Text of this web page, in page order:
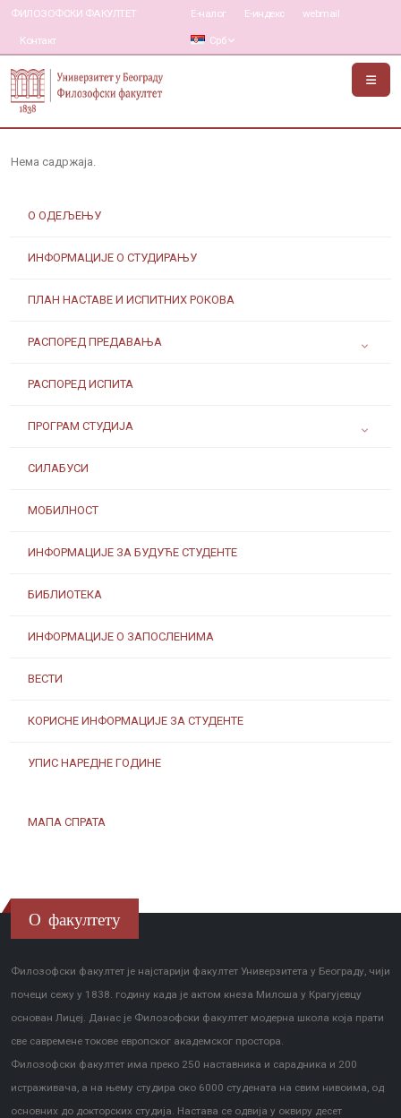
ФИЛОЗОФСКИ ФАКУЛТЕТ
Контакт
Е-налог Е-индекс webmail
Срб
О ОДЕЉЕЊУ
ИНФОРМАЦИЈЕ О СТУДИРАЊУ
ПЛАН НАСТАВЕ И ИСПИТНИХ РОКОВА
РАСПОРЕД ПРЕДАВАЊА
РАСПОРЕД ИСПИТА
ПРОГРАМ СТУДИЈА
СИЛАБУСИ
МОБИЛНОСТ
ИНФОРМАЦИЈЕ ЗА БУДУЋЕ СТУДЕНТЕ
БИБЛИОТЕКА
ИНФОРМАЦИЈЕ О ЗАПОСЛЕНИМА
ВЕСТИ
КОРИСНЕ ИНФОРМАЦИЈЕ ЗА СТУДЕНТЕ
УПИС НАРЕДНЕ ГОДИНЕ
МАПА СПРАТА
Нема садржаја.
О факултету
Филозофски факултет је најстарији факултет Универзитета у Београду, чији
почеци сежу у 1838. годину када је актом кнеза Милоша у Крагујевцу
основан Лицеј. Данас је Филозофски факултет модерна школа која прати
све савремене токове европског академског простора.
Филозофски факултет има преко 250 наставника и сарадника и 200
истраживача, а на њему студира око 6000 студената на свим нивоима, од
основних до докторских студија. Настава се одвија у оквиру десет